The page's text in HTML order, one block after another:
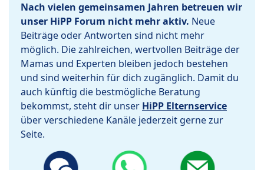
Nach vielen gemeinsamen Jahren betreuen wir
unser HiPP Forum nicht mehr aktiv. Neue
Beiträge oder Antworten sind nicht mehr
möglich. Die zahlreichen, wertvollen Beiträge der
Mamas und Experten bleiben jedoch bestehen
und sind weiterhin für dich zugänglich. Damit du
auch künftig die bestmögliche Beratung
bekommst, steht dir unser HiPP Elternservice
über verschiedene Kanäle jederzeit gerne zur
Seite.